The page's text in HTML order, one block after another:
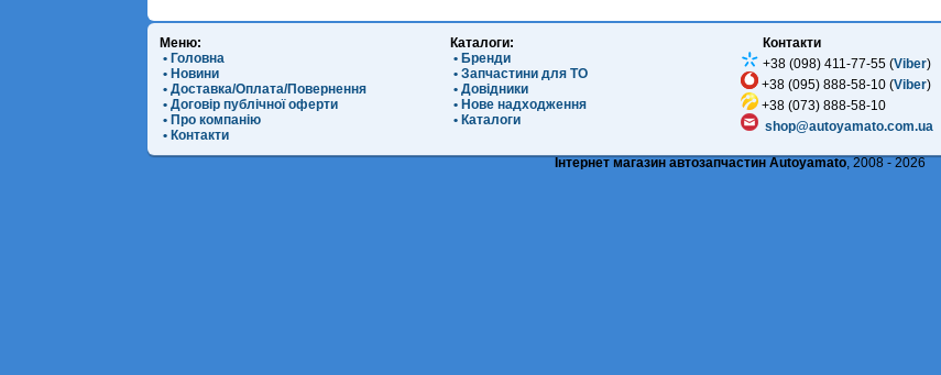
Меню:
• Головна
• Новини
• Доставка/Оплата/Повернення
• Договір публічної оферти
• Про компанію
• Контакти
Каталоги:
• Бренди
• Запчастини для ТО
• Довідники
• Нове надходження
• Каталоги
Контакти
+38 (098) 411-77-55 (Viber)
+38 (095) 888-58-10 (Viber)
+38 (073) 888-58-10
shop@autoyamato.com.ua
Інтернет магазин автозапчастин Autoyamato, 2008 - 2026